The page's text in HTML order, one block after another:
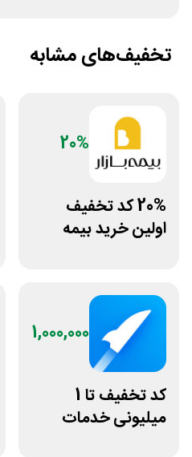
تخفیف‌های مشابه
20%
20% کد تخفیف
اولین خرید بیمه
1,000,000
کد تخفیف تا 1
میلیونی خدمات